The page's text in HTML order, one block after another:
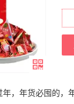
，年货必囤的，